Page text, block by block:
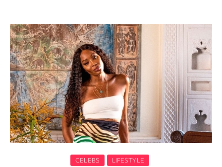
CELEBS LIFESTYLE